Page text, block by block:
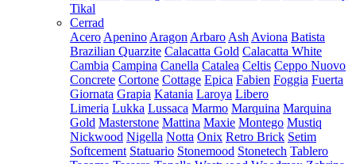
Tikal
Cerrad
Acero Apenino Aragon Arbaro Ash Aviona Batista
Brazilian Quarzite Calacatta Gold Calacatta White
Cambia Campina Canella Catalea Celtis Ceppo Nuovo
Concrete Cortone Cottage Epica Fabien Foggia Fuerta
Giornata Grapia Katania Laroya Libero
Limeria Lukka Lussaca Marmo Marquina Marquina
Gold Masterstone Mattina Maxie Montego Mustiq
Nickwood Nigella Notta Onix Retro Brick Setim
Softcement Statuario Stonemood Stonetech Tablero